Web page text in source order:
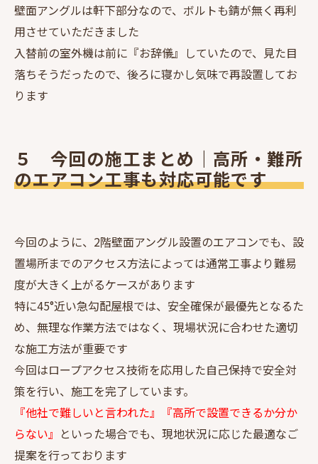
壁面アングルは軒下部分なので、ボルトも錆が無く再利
用させていただきました
入替前の室外機は前に『お辞儀』していたので、見た目
落ちそうだったので、後ろに寝かし気味で再設置してお
ります
５ 今回の施工まとめ｜高所・難所
のエアコン工事も対応可能です
今回のように、2階壁面アングル設置のエアコンでも、設
置場所までのアクセス方法によっては通常工事より難易
度が大きく上がるケースがあります
特に45°近い急勾配屋根では、安全確保が最優先となるた
め、無理な作業方法ではなく、現場状況に合わせた適切
な施工方法が重要です
今回はロープアクセス技術を応用した自己保持で安全対
策を行い、施工を完了しています。
『他社で難しいと言われた』『高所で設置できるか分か
らない』 といった場合でも、現地状況に応じた最適なご
提案を行っております